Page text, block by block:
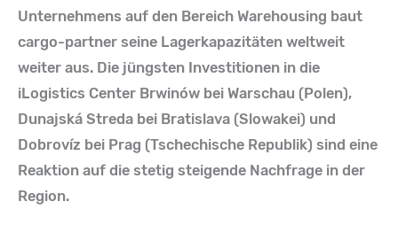
Unternehmens auf den Bereich Warehousing baut
cargo-partner seine Lagerkapazitäten weltweit
weiter aus. Die jüngsten Investitionen in die
iLogistics Center Brwinów bei Warschau (Polen),
Dunajská Streda bei Bratislava (Slowakei) und
Dobrovíz bei Prag (Tschechische Republik) sind eine
Reaktion auf die stetig steigende Nachfrage in der
Region.